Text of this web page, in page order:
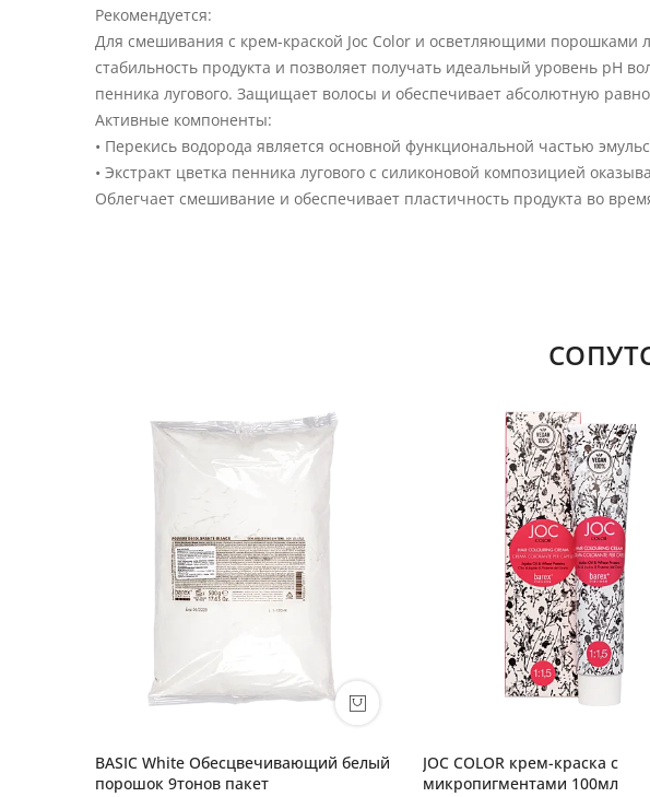
Рекомендуется:
Для смешивания с крем-краской Joc Color и осветляющими порошками
стабильность продукта и позволяет получать идеальный уровень pH
пенника лугового. Защищает волосы и обеспечивает абсолютную
Активные компоненты:
• Перекись водорода является основной функциональной частью
• Экстракт цветка пенника лугового с силиконовой композицией
Облегчает смешивание и обеспечивает пластичность продукта во
BASIC White Обесцвечивающий белый
порошок 9тонов пакет
JOC COLOR крем-краска с
микропигментами 100мл